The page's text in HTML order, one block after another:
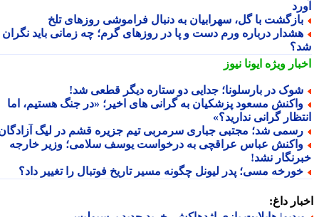
با گل، سهرابیان به دنبال فراموشی روزهای تلخ
درباره ورم دست و پا در روزهای گرم؛ چه زمانی باید نگران
ویژهایونا نیوز
در بارسلونا؛ جدایی دو ستاره دیگر قطعی شد!
مسعود پزشکیان به گرانی های اخیر؛ «در جنگ هستیم، اما
گرانی ندارید؟»
شد؛ مجتبی جباری سرمربی تیم جزیره قشم در لیگ آزادگان!
عباس عراقچی به درخواست یوسف سلامی؛ وزیر خارجه
نشد!
مسی؛ پدر لیونل چگونه مسیر تاریخ فوتبال را تغییر داد؟
داغ: